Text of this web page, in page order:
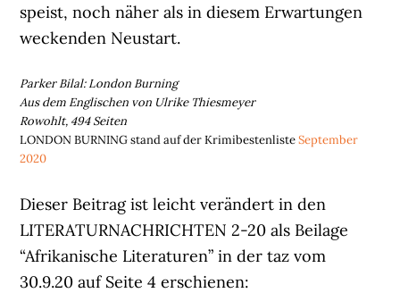
speist, noch näher als in diesem Erwartungen
weckenden Neustart.
Parker Bilal: London Burning
Aus dem Englischen von Ulrike Thiesmeyer
Rowohlt, 494 Seiten
LONDON BURNING stand auf der KrimibestenlisteSeptember
2020
Dieser Beitrag ist leicht verändert in den
LITERATURNACHRICHTEN 2-20 als Beilage
“Afrikanische Literaturen” in der taz vom
30.9.20 auf Seite 4 erschienen: